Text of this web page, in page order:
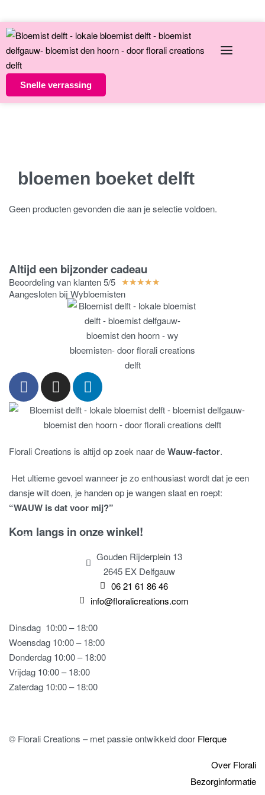
Snelle verrassing
bloemen boeket delft
Geen producten gevonden die aan je selectie voldoen.
Altijd een bijzonder cadeau
Beoordeling van klanten 5/5 ★★★★★
Aangesloten bij Wybloemisten
Florali Creations is altijd op zoek naar deWauw-factor.
Het ultieme gevoel wanneer je zo enthousiast wordt dat je een
dansje wilt doen, je handen op je wangen slaat en roept:
“WAUW is dat voor mij?”
Kom langs in onze winkel!
Gouden Rijderplein 13
2645 EX Delfgauw
06 21 61 86 46
info@floralicreations.com
Dinsdag 10:00 – 18:00
Woensdag 10:00 – 18:00
Donderdag 10:00 – 18:00
Vrijdag 10:00 – 18:00
Zaterdag 10:00 – 18:00
© Florali Creations – met passie ontwikkeld door Flerque
Over Florali
Bezorginformatie